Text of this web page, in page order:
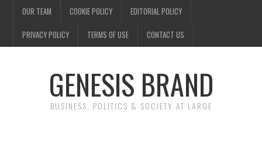
OUR TEAM COOKIE POLICY EDITORIAL POLICY
PRIVACY POLICY TERMS OF USE CONTACT US
GENESIS BRAND
BUSINESS, POLITICS & SOCIETY AT LARGE